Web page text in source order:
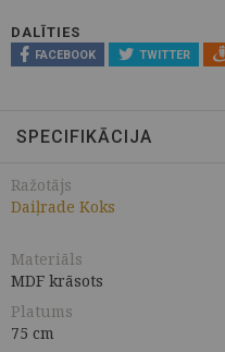
DALĪTIES
FACEBOOK TWITTER
SPECIFIKĀCIJA
Ražotājs
Daiļrade Koks
Materiāls
MDF krāsots
Platums
75 cm